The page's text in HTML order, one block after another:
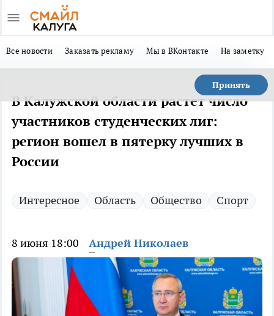
Все новости Заказать рекламу Мы в ВКонтакте На заметку
Принять
В Калужской области растет число
участников студенческих лиг:
регион вошел в пятерку лучших в
России
Интересное Область Общество Спорт
8 июня 18:00 Андрей Николаев